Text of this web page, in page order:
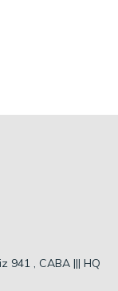
941 , CABA ||| HQ